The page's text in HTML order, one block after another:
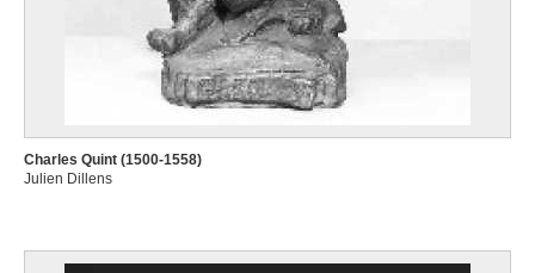
Charles Quint (1500-1558)
Julien Dillens